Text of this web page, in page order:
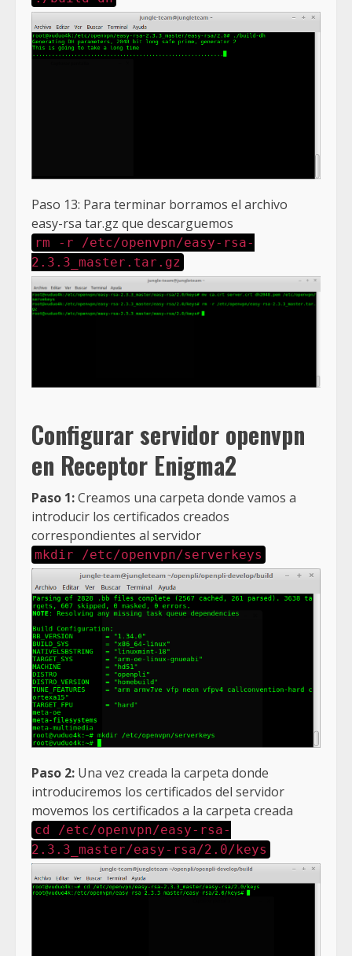
Paso 13: Para terminar borramos el archivo
easy-rsa tar.gz que descarguemos
rm -r /etc/openvpn/easy-rsa-
2.3.3_master.tar.gz
Configurar servidor openvpn
en Receptor Enigma2
Paso 1:Creamos una carpeta donde vamos a
introducir los certificados creados
correspondientes al servidor
mkdir /etc/openvpn/serverkeys
Paso 2: Una vez creada la carpeta donde
introduciremos los certificados del servidor
movemos los certificados a la carpeta creada
cd /etc/openvpn/easy-rsa-
2.3.3_master/easy-rsa/2.0/keys